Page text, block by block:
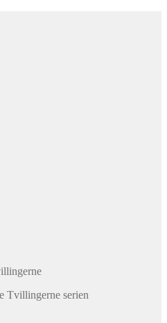
Tvillingerne serien